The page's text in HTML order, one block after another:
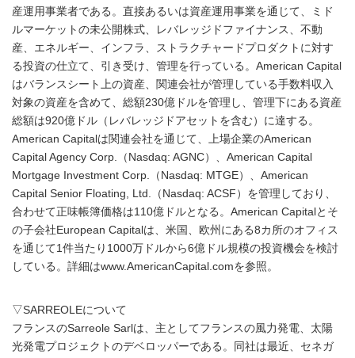
産運用事業者である。直接あるいは資産運用事業を通じて、ミド
ルマーケットの未公開株式、レバレッジドファイナンス、不動
産、エネルギー、インフラ、ストラクチャードプロダクトに対す
る投資の仕立て、引き受け、管理を行っている。American Capital
はバランスシート上の資産、関連会社が管理している手数料収入
対象の資産を含めて、総額230億ドルを管理し、管理下にある資産
総額は920億ドル（レバレッジドアセットを含む）に達する。
American Capitalは関連会社を通じて、上場企業のAmerican
Capital Agency Corp.（Nasdaq: AGNC）、American Capital
Mortgage Investment Corp.（Nasdaq: MTGE）、American
Capital Senior Floating, Ltd.（Nasdaq: ACSF）を管理しており、
合わせて正味帳簿価格は110億ドルとなる。American Capitalとそ
の子会社European Capitalは、米国、欧州にある8カ所のオフィス
を通じて1件当たり1000万ドルから6億ドル規模の投資機会を検討
している。詳細はwww.AmericanCapital.comを参照。
▽SARREOLEについて
フランスのSarreole Sarlは、主としてフランスの風力発電、太陽
光発電プロジェクトのデベロッパーである。同社は最近、セネガ